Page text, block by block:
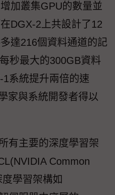
加叢集GPU的數量並
DGX-2上共設計了12
達216個資料通道的記
秒最大的300GB資料
系統提升兩倍的速
家與系統開發者得以
有主要的深度學習架
Common
學習架構如